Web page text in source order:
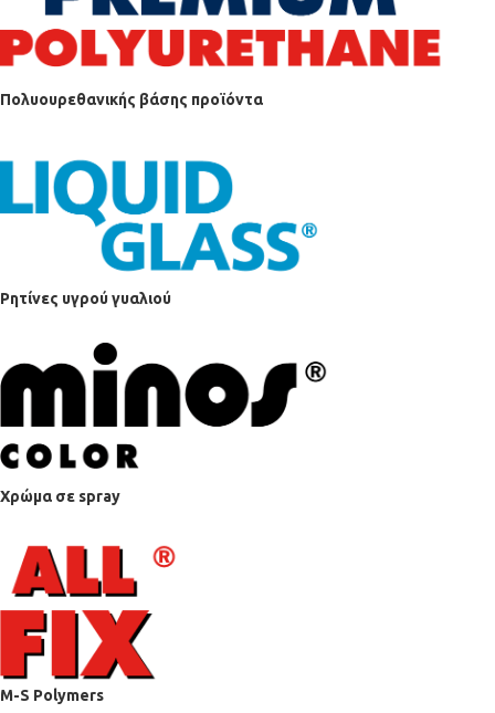
Πολυουρεθανικής βάσης προϊόντα
Ρητίνες υγρού γυαλιού
Χρώμα σε spray
M-S Polymers